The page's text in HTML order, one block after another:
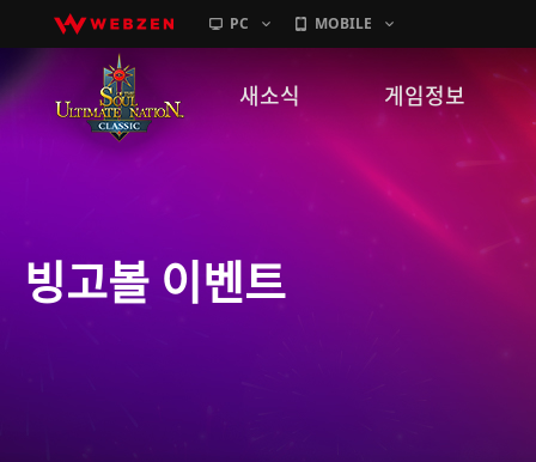
PC MOBILE
새소식
GM노트
게임정보
캐릭터소개
빙고볼 이벤트